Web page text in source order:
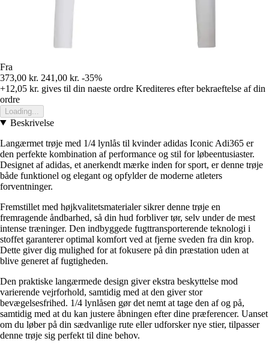
Fra
373,00 kr. 241,00 kr. -35%
+12,05 kr. gives til din naeste ordre Krediteres efter bekraeftelse af din
ordre
Loading...
Beskrivelse
Langærmet trøje med 1/4 lynlås til kvinder adidas Iconic Adi365 er
den perfekte kombination af performance og stil for løbeentusiaster.
Designet af adidas, et anerkendt mærke inden for sport, er denne trøje
både funktionel og elegant og opfylder de moderne atleters
forventninger.
Fremstillet med højkvalitetsmaterialer sikrer denne trøje en
fremragende åndbarhed, så din hud forbliver tør, selv under de mest
intense træninger. Den indbyggede fugttransporterende teknologi i
stoffet garanterer optimal komfort ved at fjerne sveden fra din krop.
Dette giver dig mulighed for at fokusere på din præstation uden at
blive generet af fugtigheden.
Den praktiske langærmede design giver ekstra beskyttelse mod
varierende vejrforhold, samtidig med at den giver stor
bevægelsesfrihed. 1/4 lynlåsen gør det nemt at tage den af og på,
samtidig med at du kan justere åbningen efter dine præferencer. Uanset
om du løber på din sædvanlige rute eller udforsker nye stier, tilpasser
denne trøje sig perfekt til dine behov.